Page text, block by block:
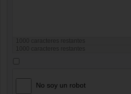
caracteres restantes
caracteres restantes
No soy un robot